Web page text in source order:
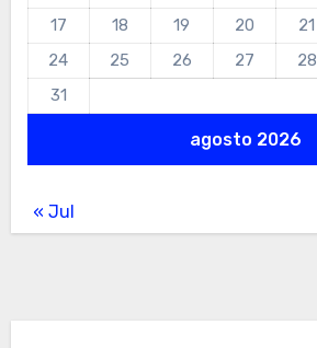
agosto 2026
17
18 19 20 21
24
25 26 27 28
31
« Jul